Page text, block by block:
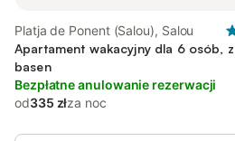
Platja de Ponent (Salou), Salou
Apartament wakacyjny dla 6 osób, z
basen
Bezpłatne anulowanie rezerwacji
od335 złza noc